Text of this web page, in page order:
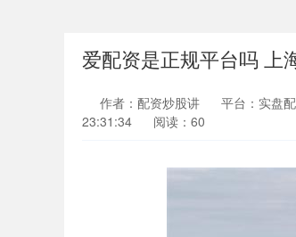
爱配资是正规平台吗 上
作者：配资炒股讲 平台：实盘
23:31:34
阅读：60